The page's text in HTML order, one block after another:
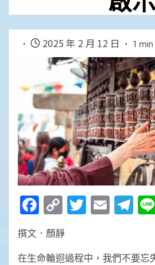
2025 年 2 月 12 日 1 min
Facebook
Copy
Link
Twitter
撰文．顏靜
在生命輪迴過程中，我們不要忘